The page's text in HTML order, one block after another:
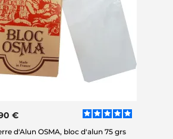
€
d'Alun OSMA, bloc d'alun 75 grs